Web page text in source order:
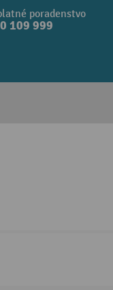
poradenstvo
109 999